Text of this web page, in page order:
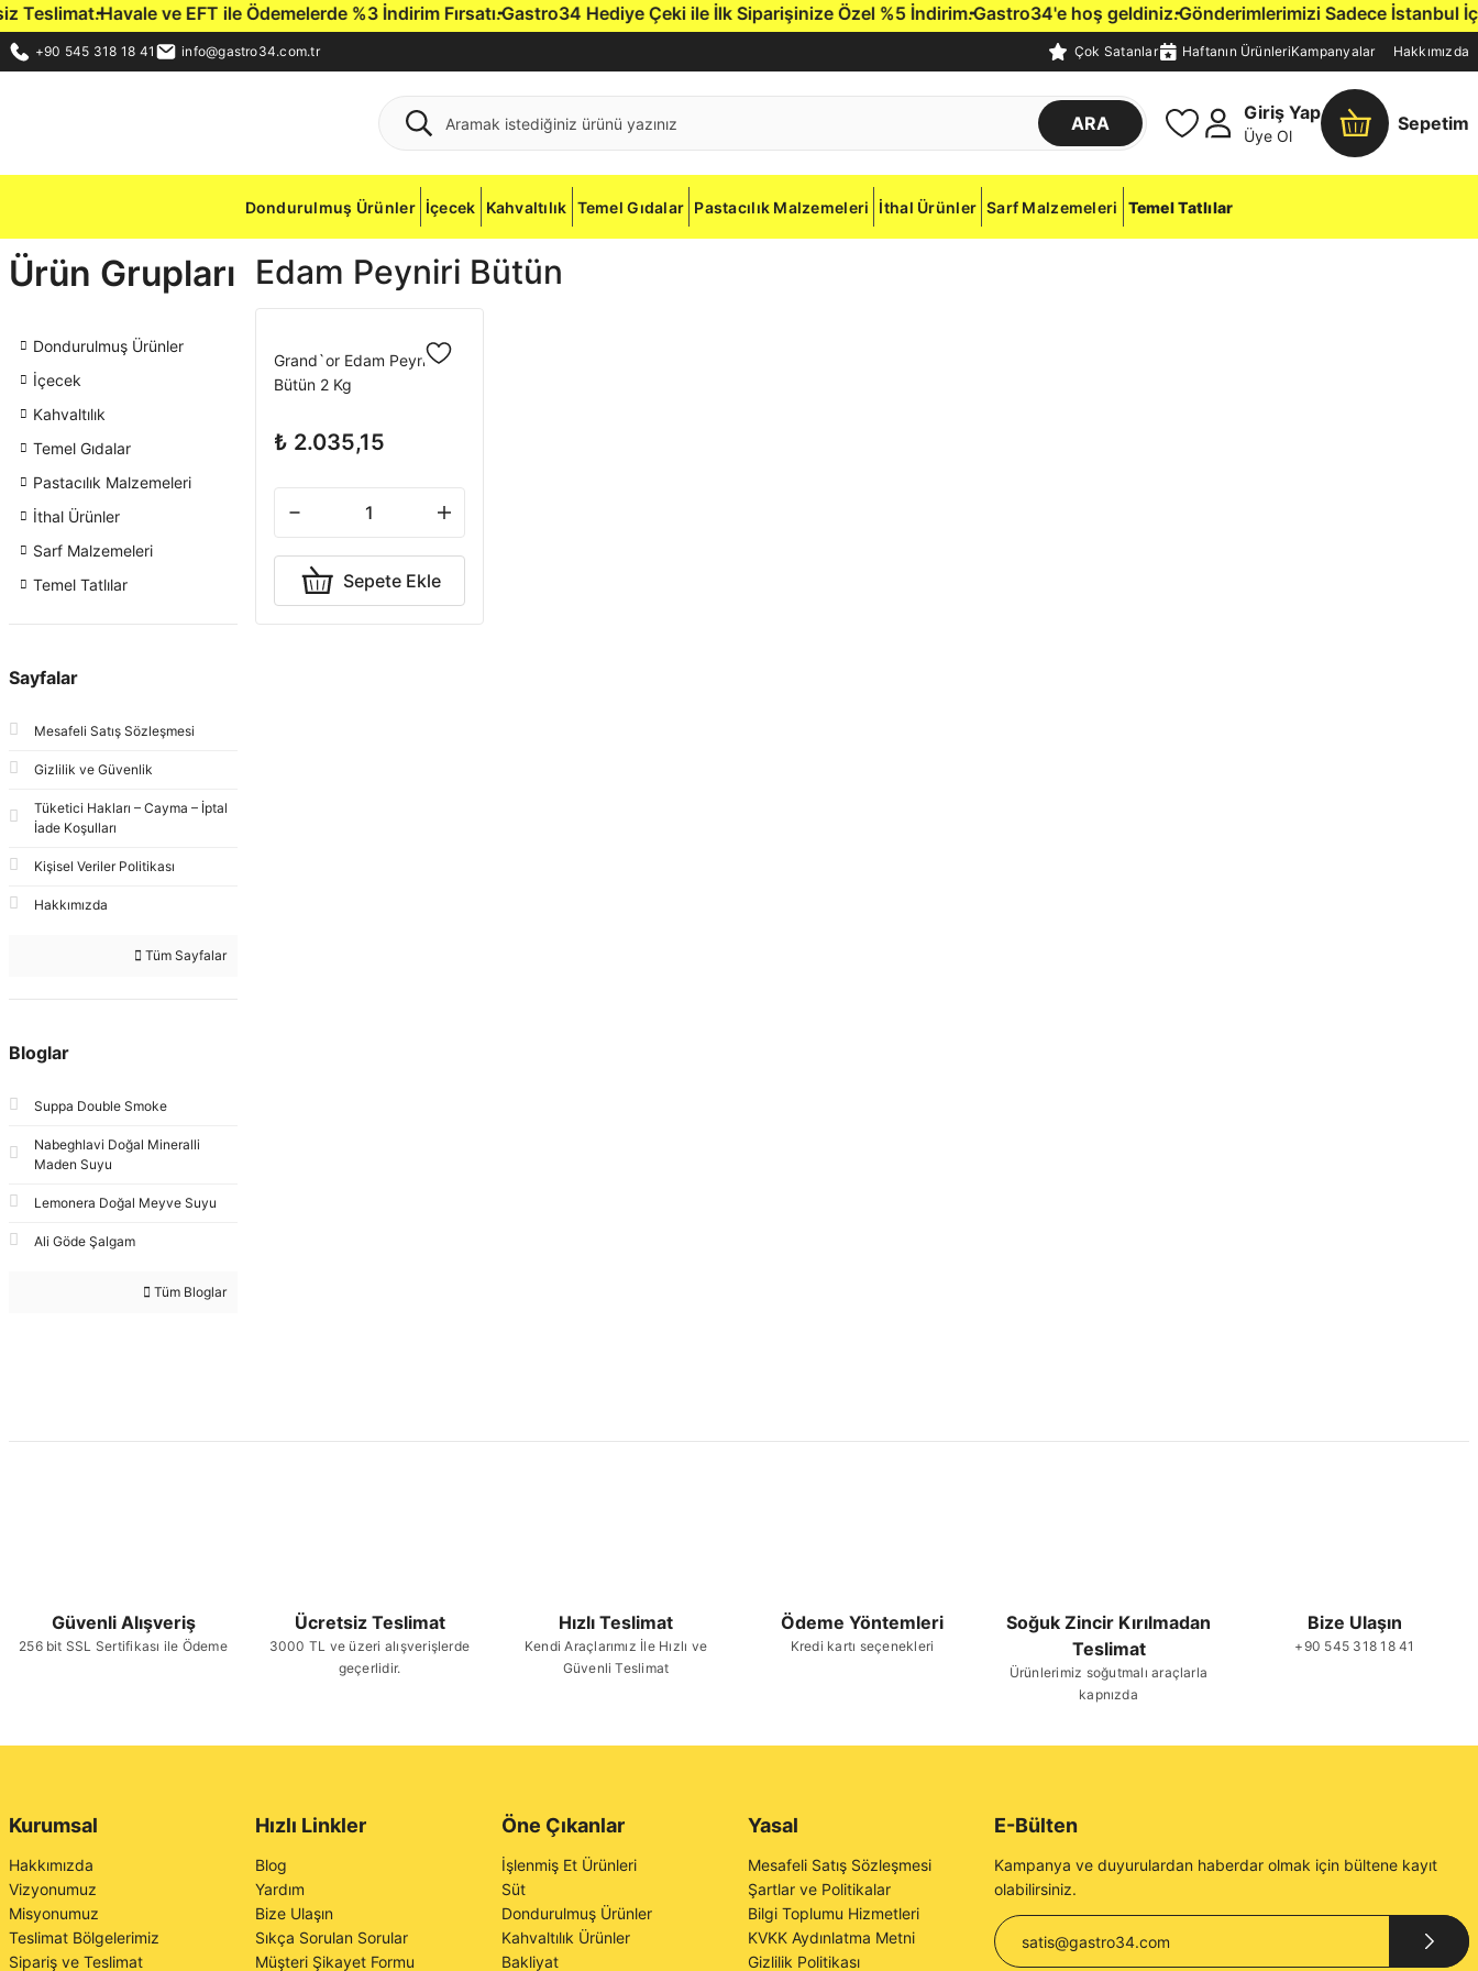
Havale ve EFT ile Ödemelerde %3 İndirim Fırsatı.Gastro34 Hediye Çeki ile İlk Siparişinize Özel %5 İndirim.Gastro34'e hoş geldiniz.Gönderimlerimizi Sadece İstanbul
+90 545 318 18 41 info@gastro34.com.tr Çok Satanlar Haftanın ÜrünleriKampanyalar Hakkımızda
ARA
Giriş Yap
Üye Ol
Sepetim
Dondurulmuş Ürünler İçecek Kahvaltılık Temel Gıdalar Pastacılık Malzemeleri İthal Ürünler Sarf Malzemeleri Temel Tatlılar
Ürün Grupları
Dondurulmuş Ürünler
İçecek
Kahvaltılık
Temel Gıdalar
Pastacılık Malzemeleri
İthal Ürünler
Sarf Malzemeleri
Temel Tatlılar
Sayfalar
Mesafeli Satış Sözleşmesi
Gizlilik ve Güvenlik
Tüketici Hakları – Cayma – İptal
İade Koşulları
Kişisel Veriler Politikası
Hakkımızda
Tüm Sayfalar
Bloglar
Suppa Double Smoke
Nabeghlavi Doğal Mineralli
Maden Suyu
Lemonera Doğal Meyve Suyu
Ali Göde Şalgam
Tüm Bloglar
Edam Peyniri Bütün
Grand`or Edam Peyniri
Bütün 2 Kg
₺ 2.035,15
Sepete Ekle
Güvenli Alışveriş
256 bit SSL Sertifikası ile Ödeme
Ücretsiz Teslimat
3000 TL ve üzeri alışverişlerde
geçerlidir.
Hızlı Teslimat
Kendi Araçlarımız İle Hızlı ve
Güvenli Teslimat
Ödeme Yöntemleri
Kredi kartı seçenekleri
Soğuk Zincir Kırılmadan
Teslimat
Ürünlerimiz soğutmalı araçlarla
kapnızda
Bize Ulaşın
+90 545 318 18 41
Kurumsal
Hakkımızda
Vizyonumuz
Misyonumuz
Teslimat Bölgelerimiz
Sipariş ve Teslimat
Hızlı Linkler
Blog
Yardım
Bize Ulaşın
Sıkça Sorulan Sorular
Müşteri Şikayet Formu
Öne Çıkanlar
İşlenmiş Et Ürünleri
Süt
Dondurulmuş Ürünler
Kahvaltılık Ürünler
Bakliyat
Yasal
Mesafeli Satış Sözleşmesi
Şartlar ve Politikalar
Bilgi Toplumu Hizmetleri
KVKK Aydınlatma Metni
Gizlilik Politikası
E-Bülten
Kampanya ve duyurulardan haberdar olmak için bültene kayıt
olabilirsiniz.